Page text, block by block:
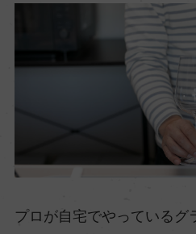
プロが自宅でやっているグ